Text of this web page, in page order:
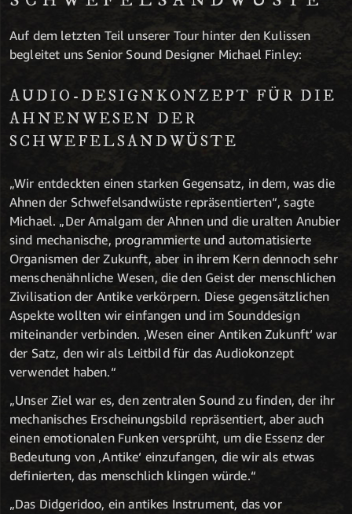
Auf dem letzten Teil unserer Tour hinter den Kulissen
begleitet uns Senior Sound Designer Michael Finley:
AUDIO-DESIGNKONZEPT FÜR DIE
AHNENWESEN DER
SCHWEFELSANDWÜSTE
„Wir entdeckten einen starken Gegensatz, in dem, was die
Ahnen der Schwefelsandwüste repräsentierten“, sagte
Michael. „Der Amalgam der Ahnen und die uralten Anubier
sind mechanische, programmierte und automatisierte
Organismen der Zukunft, aber in ihrem Kern dennoch sehr
menschenähnliche Wesen, die den Geist der menschlichen
Zivilisation der Antike verkörpern. Diese gegensätzlichen
Aspekte wollten wir einfangen und im Sounddesign
miteinander verbinden. ‚Wesen einer Antiken Zukunft‘ war
der Satz, den wir als Leitbild für das Audiokonzept
verwendet haben.“
„Unser Ziel war es, den zentralen Sound zu finden, der ihr
mechanisches Erscheinungsbild repräsentiert, aber auch
einen emotionalen Funken versprüht, um die Essenz der
Bedeutung von ‚Antike‘ einzufangen, die wir als etwas
definierten, das menschlich klingen würde.“
„Das Didgeridoo, ein antikes Instrument, das vor